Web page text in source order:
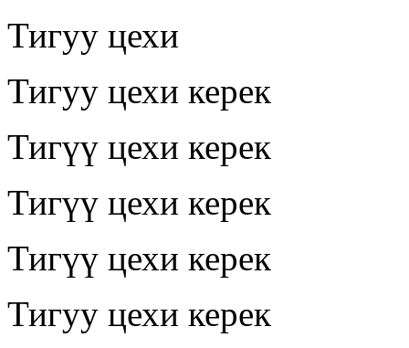
Тигуу цехи
Тигуу цехи керек
Тигүү цехи керек
Тигүү цехи керек
Тигүү цехи керек
Тигуу цехи керек